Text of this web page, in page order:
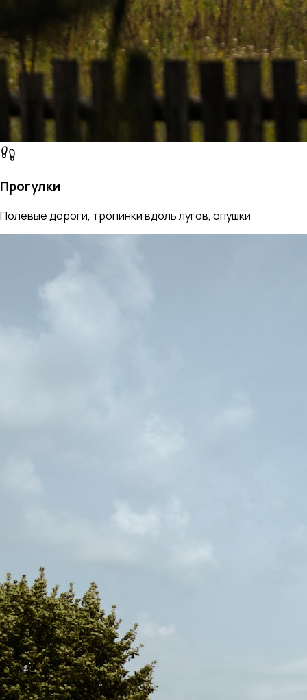
Прогулки
Полевые дороги, тропинки вдоль лугов, опушки